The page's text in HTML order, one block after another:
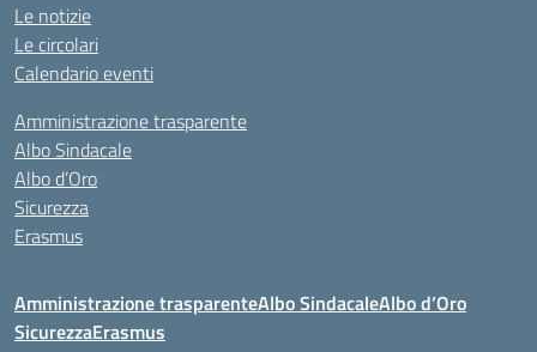
Le notizie
Le circolari
Calendario eventi
Amministrazione trasparente
Albo Sindacale
Albo d’Oro
Sicurezza
Erasmus
Amministrazione trasparenteAlbo SindacaleAlbo d’Oro
SicurezzaErasmus